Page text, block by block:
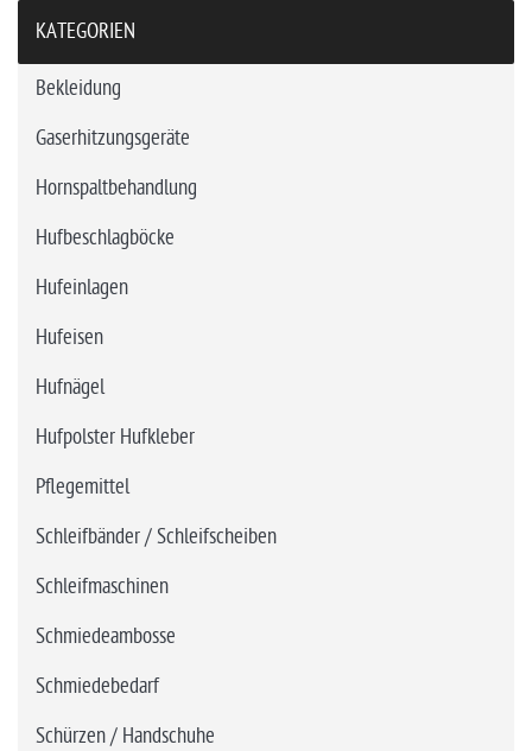
KATEGORIEN
Bekleidung
Gaserhitzungsgeräte
Hornspaltbehandlung
Hufbeschlagböcke
Hufeinlagen
Hufeisen
Hufnägel
Hufpolster Hufkleber
Pflegemittel
Schleifbänder / Schleifscheiben
Schleifmaschinen
Schmiedeambosse
Schmiedebedarf
Schürzen / Handschuhe